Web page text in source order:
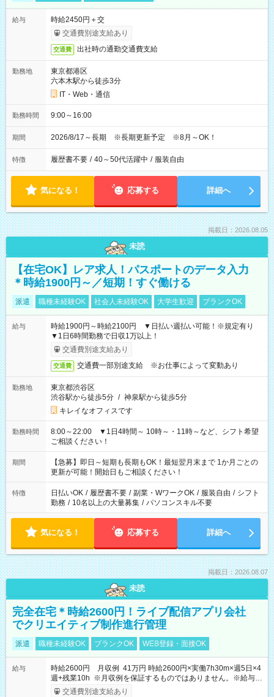
給与
時給2450円＋交
交通費別途支給あり
交通費 出社時の通勤交通費支給
勤務地
東京都港区
六本木駅から徒歩3分
IT・Web・通信
勤務時間 9:00～16:00
期間 2026/8/17～長期 ※長期更新予定 ※8月～OK！
特徴 履歴書不要 / 40～50代活躍中 / 服装自由
気になる！ 応募する 詳細へ
掲載日：2026.08.05
未読
【在宅OK】レア求人！パスポートのデータ入力
＊時給1900円～／短期！すぐ働ける
派遣 職種未経験OK 社会人未経験OK 大学生歓迎 ブランクOK
給与
時給1900円～時給2100円 ▼日払い週払い可能！※規定有り
▼1日6時間勤務で日収1万以上！
交通費別途支給あり
交通費 交通費一部別途支給 ※お仕事によって変動あり
勤務地
東京都渋谷区
渋谷駅から徒歩5分 / 神泉駅から徒歩5分
キレイなオフィスです
勤務時間
8:00～22:00 ▼1日4時間～ 10時～・11時～など、シフト希望
ご相談ください！
期間
【急募】即日～短期も長期もOK！最短翌月末まで 1か月ごとの
更新が可能！開始日もご相談ください！
特徴 日払いOK / 履歴書不要 / 副業・WワークOK / 服装自由 / シフト
勤務 / 10名以上の大量募集 / パソコンスキル不要
気になる！ 応募する 詳細へ
掲載日：2026.08.07
未読
完全在宅＊時給2600円！ライブ配信アプリ会社
でクリエイティブ制作進行管理
派遣 職種未経験OK ブランクOK WEB登録・面接OK
給与
時給2600円 月収例 41万円 時給2600円×実働7h30m×週5日×4
週+残業10h ※月収例を保証するものではありません。※給与即
受取りサービス利用可（利用条件有）
交通費別途支給あり